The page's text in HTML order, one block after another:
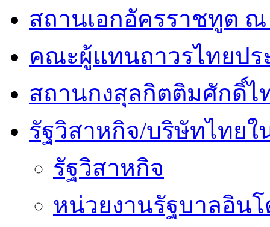
สถานเอกอัครราชทูต ณ
คณะผู้แทนถาวรไทยปร
สถานกงสุลกิตติมศักดิ์ไ
รัฐวิสาหกิจ/บริษัทไทยใ
รัฐวิสาหกิจ
หน่วยงานรัฐบาลอิน